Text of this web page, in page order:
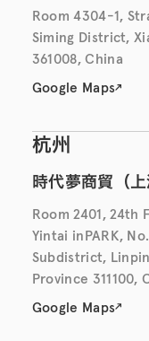
Room 4304-1,
Siming District,
361008, China
Google Maps
杭州
時代夢商貿（
Room 2401, 24th
Yintai inPARK,
Subdistrict,
Province 311100,
Google Maps